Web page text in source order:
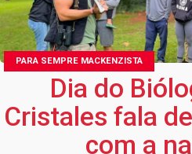
PARA SEMPRE MACKENZISTA
Dia do
Cristales fala
com a